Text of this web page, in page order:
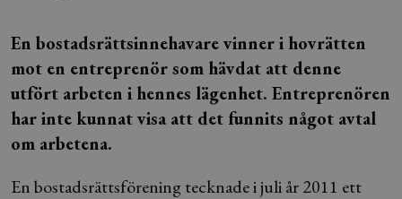
En bostadsrättsinnehavare vinner i hovrätten
mot en entreprenör som hävdat att denne
utfört arbeten i hennes lägenhet. Entreprenören
har inte kunnat visa att det funnits något avtal
om arbetena.
En bostadsrättsförening tecknade i juli år 2011 ett